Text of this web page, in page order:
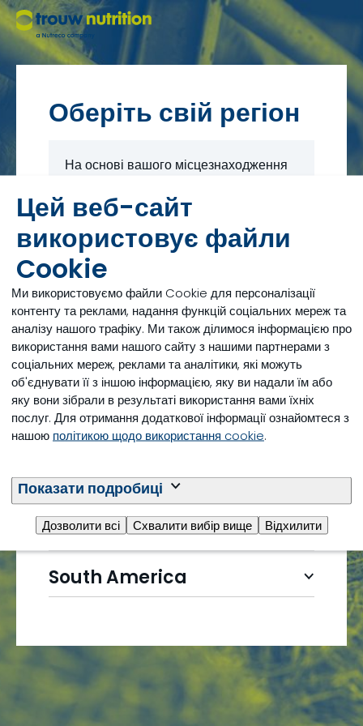
Цей веб-сайт
використовує файли
Cookie
Ми використовуємо файли Cookie для персоналізації
контенту та реклами, надання функцій соціальних мереж та
аналізу нашого трафіку. Ми також ділимося інформацією про
використання вами нашого сайту з нашими партнерами з
соціальних мереж, реклами та аналітики, які можуть
об'єднувати її з іншою інформацією, яку ви надали їм або
яку вони зібрали в результаті використання вами їхніх
послуг. Для отримання додаткової інформації ознайомтеся з
нашою політикою щодо використання cookie.
Показати подробиці
Дозволити всі Схвалити вибір вище Відхилити
Оберіть свій регіон
На основі вашого місцезнаходження
сайт.
Local site
Якщо ви шукаєте глобальну
корпоративну інформацію, відвідайте
наш глобальний веб-сайт.
Global site
Asia & Oceania
EMEA
North & Central America
South America